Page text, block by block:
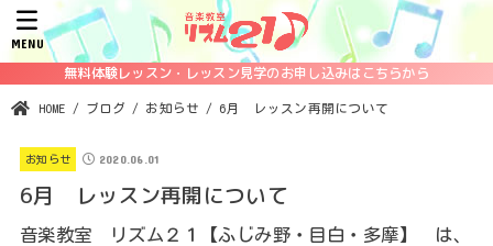
MENU
無料体験レッスン・レッスン見学のお申し込みはこちらから
HOME ブログ お知らせ 6月 レッスン再開について
お知らせ 2020.06.01
6月 レッスン再開について
音楽教室 リズム２１【ふじみ野・目白・多摩】 は、